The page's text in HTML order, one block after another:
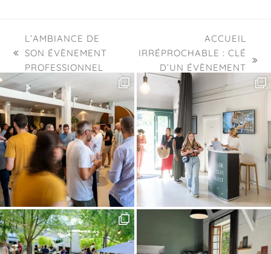
previous
post:
L’AMBIANCE DE
SON ÉVÈNEMENT
PROFESSIONNEL
post:
ACCUEIL
IRRÉPROCHABLE : CLÉ
D’UN ÉVÈNEMENT
RÉUSSI